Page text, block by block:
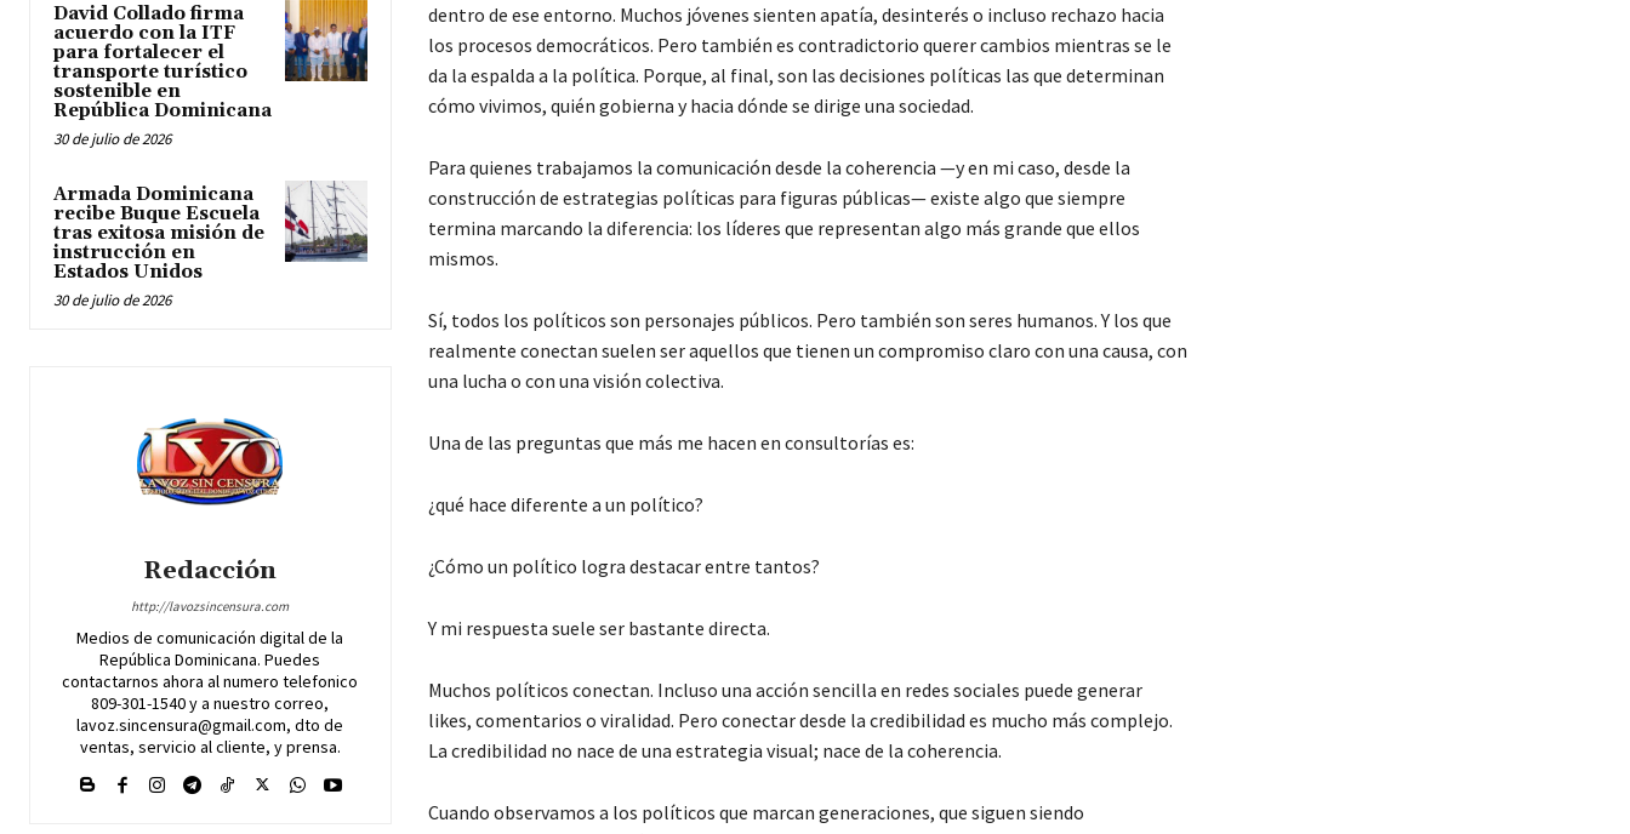
David Collado firma
acuerdo con la ITF
para fortalecer el
transporte turístico
sostenible en
República Dominicana
30 de julio de 2026
Armada Dominicana
recibe Buque Escuela
tras exitosa misión de
instrucción en
Estados Unidos
30 de julio de 2026
Redacción
http://lavozsincensura.com
Medios de comunicación digital de la
República Dominicana. Puedes
contactarnos ahora al numero telefonico
809-301-1540 y a nuestro correo,
lavoz.sincensura@gmail.com, dto de
ventas, servicio al cliente, y prensa.
dentro de ese entorno. Muchos jóvenes sienten apatía, desinterés o incluso rechazo hacia
los procesos democráticos. Pero también es contradictorio querer cambios mientras se le
da la espalda a la política. Porque, al final, son las decisiones políticas las que determinan
cómo vivimos, quién gobierna y hacia dónde se dirige una sociedad.
Para quienes trabajamos la comunicación desde la coherencia —y en mi caso, desde la
construcción de estrategias políticas para figuras públicas— existe algo que siempre
termina marcando la diferencia: los líderes que representan algo más grande que ellos
mismos.
Sí, todos los políticos son personajes públicos. Pero también son seres humanos. Y los que
realmente conectan suelen ser aquellos que tienen un compromiso claro con una causa, con
una lucha o con una visión colectiva.
Una de las preguntas que más me hacen en consultorías es:
¿qué hace diferente a un político?
¿Cómo un político logra destacar entre tantos?
Y mi respuesta suele ser bastante directa.
Muchos políticos conectan. Incluso una acción sencilla en redes sociales puede generar
likes, comentarios o viralidad. Pero conectar desde la credibilidad es mucho más complejo.
La credibilidad no nace de una estrategia visual; nace de la coherencia.
Cuando observamos a los políticos que marcan generaciones, que siguen siendo